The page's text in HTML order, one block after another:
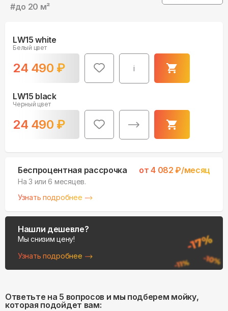
#до 20 м²
LW15 white
Белый цвет
24 490 ₽ i
LW15 black
Черный цвет
24 490 ₽
Беспроцентная рассрочка от4 082 ₽/месяц
На 3 или 6 месяцев.
Узнать подробнее
Нашли дешевле?
Мы снизим цену!
Узнать подробнее
Ответьте на 5 вопросов и мы подберем мойку,
которая подойдет вам: